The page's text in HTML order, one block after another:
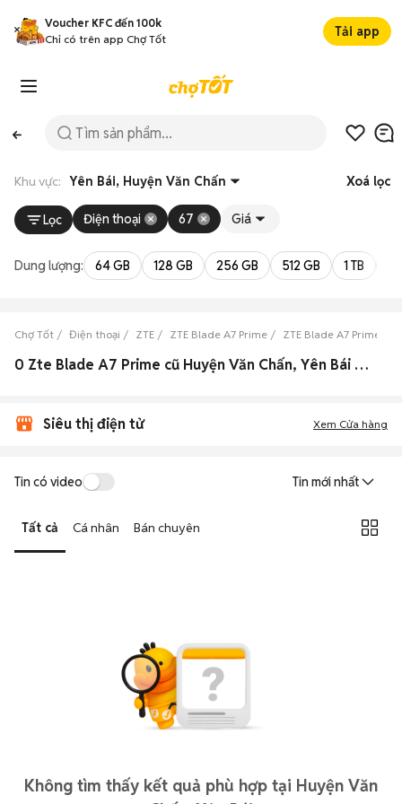
Voucher KFC đến 100k
Chỉ có trên app Chợ Tốt
Tải app
Khu vực: Yên Bái, Huyện Văn Chấn Xoá lọc
Lọc Điện thoại 67 Giá
Dung lượng: 64 GB 128 GB 256 GB 512 GB 1 TB
Chợ Tốt Điện thoại ZTE ZTE Blade A7 Prime ZTE Blade A7 Prime
0 Zte Blade A7 Prime cũ Huyện Văn Chấn, Yên Bái đẹp
Siêu thị điện tử Xem Cửa hàng
Tin có video Tin mới nhất
Tất cả Cá nhân Bán chuyên
Không tìm thấy kết quả phù hợp tại Huyện Văn